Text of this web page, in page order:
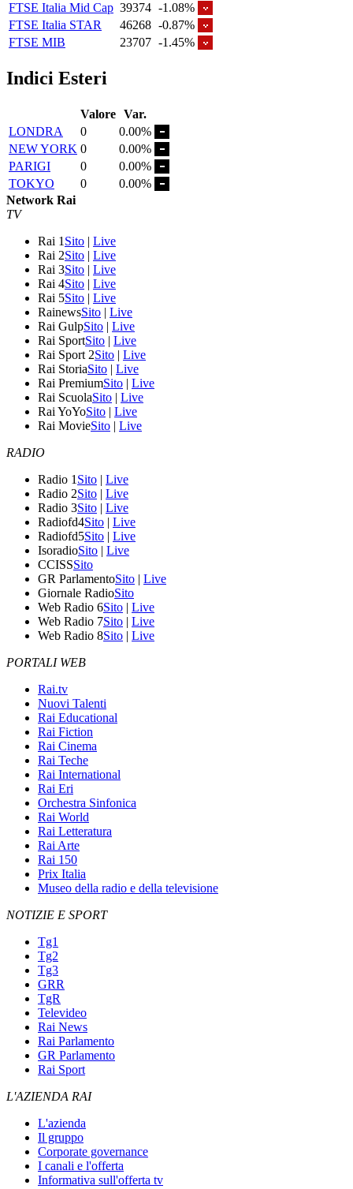
FTSE Italia Mid Cap 39374 -1.08%
FTSE Italia STAR
46268 -0.87%
FTSE MIB
23707 -1.45%
Indici Esteri
Valore Var.
LONDRA
0
0.00%
NEW YORK 0
0.00%
PARIGI
0
0.00%
TOKYO
0
0.00%
Network Rai
TV
Rai 1 Sito | Live
Rai 2Sito | Live
Rai 3Sito | Live
Rai 4Sito | Live
Rai 5Sito | Live
RainewsSito | Live
Rai GulpSito | Live
Rai SportSito | Live
Rai Sport 2Sito | Live
Rai StoriaSito | Live
Rai PremiumSito | Live
Rai ScuolaSito | Live
Rai YoYoSito | Live
Rai MovieSito | Live
RADIO
Radio 1 Sito | Live
Radio 2Sito | Live
Radio 3Sito | Live
Radiofd4Sito | Live
Radiofd5Sito | Live
IsoradioSito | Live
CCISSSito
GR ParlamentoSito | Live
Giornale RadioSito
Web Radio 6Sito | Live
Web Radio 7Sito | Live
Web Radio 8Sito | Live
PORTALI WEB
Rai.tv
Nuovi Talenti
Rai Educational
Rai Fiction
Rai Cinema
Rai Teche
Rai International
Rai Eri
Orchestra Sinfonica
Rai World
Rai Letteratura
Rai Arte
Rai 150
Prix Italia
Museo della radio e della televisione
NOTIZIE E SPORT
Tg1
Tg2
Tg3
GRR
TgR
Televideo
Rai News
Rai Parlamento
GR Parlamento
Rai Sport
L'AZIENDA RAI
L'azienda
Il gruppo
Corporate governance
I canali e l'offerta
Informativa sull'offerta tv